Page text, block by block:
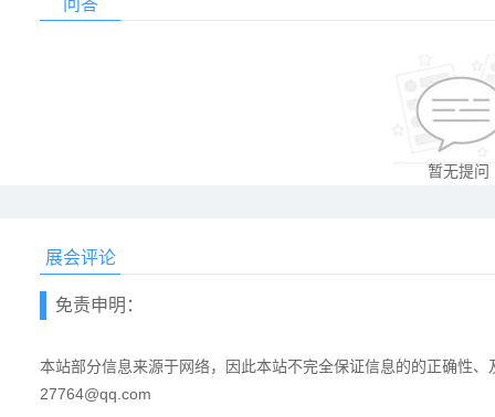
问答
暂无提问
展会评论
免责申明：
本站部分信息来源于网络，因此本站不完全保证信息的的正确性
27764@qq.com